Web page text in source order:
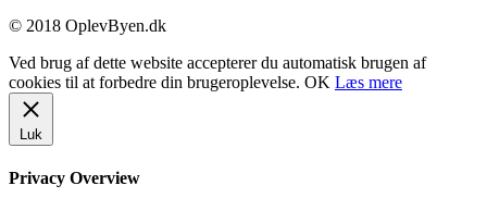
© 2018 OplevByen.dk
Ved brug af dette website accepterer du automatisk brugen af
cookies til at forbedre din brugeroplevelse. OK Læs mere
Luk
Privacy Overview